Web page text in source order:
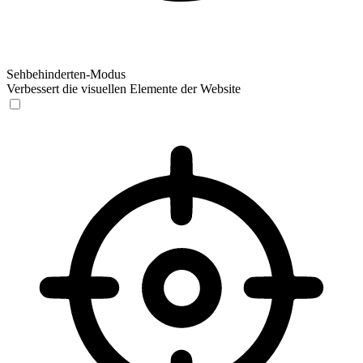
Sehbehinderten-Modus
Verbessert die visuellen Elemente der Website